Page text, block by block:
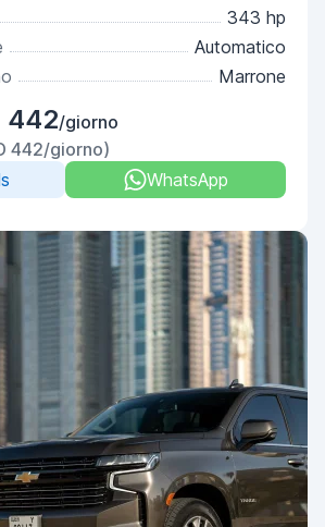
343 hp
Automatico
Marrone
442/giorno
442/giorno)
WhatsApp